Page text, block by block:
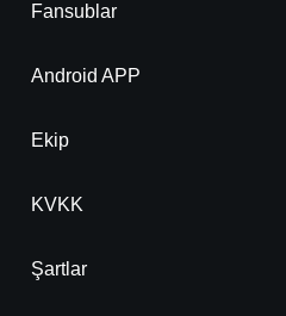
Fansublar
Android APP
Ekip
KVKK
Şartlar